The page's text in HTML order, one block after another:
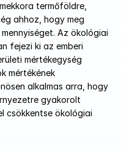
termőföldre,
ahhoz, hogy meg
Az ökológiai
fejezi ki az emberi
mértékegység
mértékének
alkalmas arra, hogy
gyakorolt
csökkentse ökológiai